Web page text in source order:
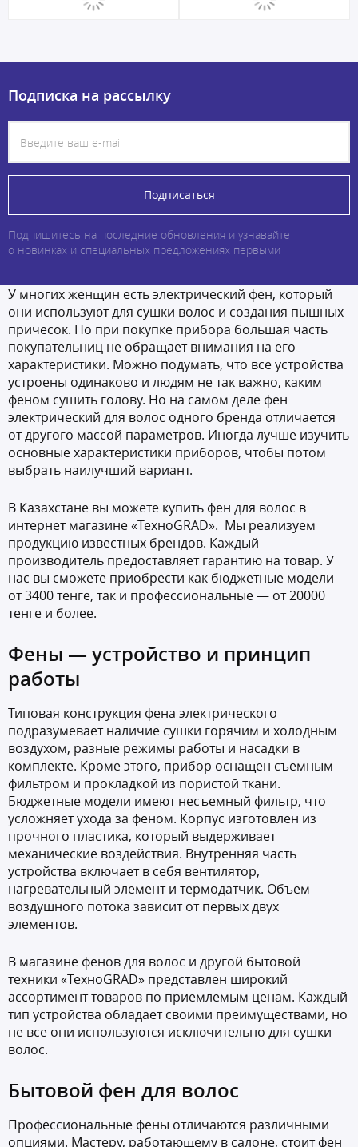
Подписка на рассылку
Подписаться
Подпишитесь на последние обновления и узнавайте
о новинках и специальных предложениях первыми
У многих женщин есть электрический фен, который
они используют для сушки волос и создания пышных
причесок. Но при покупке прибора большая часть
покупательниц не обращает внимания на его
характеристики. Можно подумать, что все устройства
устроены одинаково и людям не так важно, каким
феном сушить голову. Но на самом деле фен
электрический для волос одного бренда отличается
от другого массой параметров. Иногда лучше изучить
основные характеристики приборов, чтобы потом
выбрать наилучший вариант.
В Казахстане вы можете купить фен для волос в
интернет магазине «ТехноGRAD». Мы реализуем
продукцию известных брендов. Каждый
производитель предоставляет гарантию на товар. У
нас вы сможете приобрести как бюджетные модели
от 3400 тенге, так и профессиональные — от 20000
тенге и более.
Фены — устройство и принцип
работы
Типовая конструкция фена электрического
подразумевает наличие сушки горячим и холодным
воздухом, разные режимы работы и насадки в
комплекте. Кроме этого, прибор оснащен съемным
фильтром и прокладкой из пористой ткани.
Бюджетные модели имеют несъемный фильтр, что
усложняет ухода за феном. Корпус изготовлен из
прочного пластика, который выдерживает
механические воздействия. Внутренняя часть
устройства включает в себя вентилятор,
нагревательный элемент и термодатчик. Объем
воздушного потока зависит от первых двух
элементов.
В магазине фенов для волос и другой бытовой
техники «ТехноGRAD» представлен широкий
ассортимент товаров по приемлемым ценам. Каждый
тип устройства обладает своими преимуществами, но
не все они используются исключительно для сушки
волос.
Бытовой фен для волос
Профессиональные фены отличаются различными
опциями. Мастеру, работающему в салоне, стоит фен